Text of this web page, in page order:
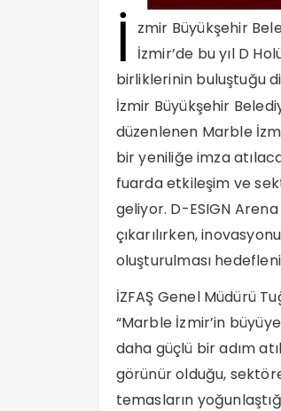
İ zmir Büyükşehir
İzmir’de bu yıl D
birliklerinin buluştuğu
İzmir Büyükşehir
düzenlenen Marble
bir yeniliğe imza
fuarda etkileşim ve
geliyor. D-ESIGN
çıkarılırken,
oluşturulması
İZFAŞ Genel Müdürü
“Marble İzmir’in
daha güçlü bir adım
görünür olduğu,
temasların